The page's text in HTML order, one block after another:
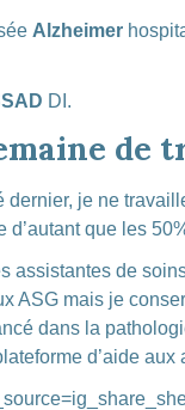
Alzheimer
DI.
de
dernier, je ne
d’autant que les
assistantes de
ASG mais je
dans la
d’aide